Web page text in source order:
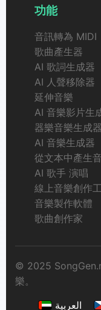
功能
音訊轉為 MIDI
歌曲產生器
AI 歌詞生成器
AI 人聲移除器
延伸音樂
AI 音樂影片生
器樂音樂生成器
AI 音樂生成器
從文本中產生
AI 歌手 演唱
線上音樂創作
音樂製作軟體
歌曲創作家
© 2025
樂。
العربية